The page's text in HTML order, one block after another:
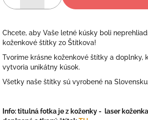
Chcete, aby Vaše letné kúsky boli
koženkové štítky zo Štítkova!
Tvoríme krásne koženkové štítky a doplnky,
vytvoria unikátny kúsok.
Všetky naše štítky sú vyrobené na Slovensku.
Info: titulná fotka je z koženky - laser